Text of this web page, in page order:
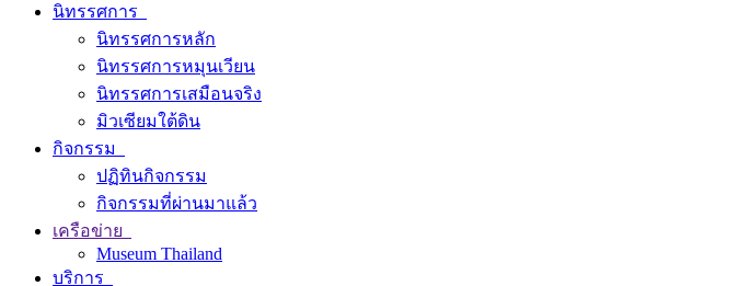
นิทรรศการ
นิทรรศการหลัก
นิทรรศการหมุนเวียน
นิทรรศการเสมือนจริง
มิวเซียมใต้ดิน
กิจกรรม
ปฏิทินกิจกรรม
กิจกรรมที่ผ่านมาแล้ว
เครือข่าย
Museum Thailand
บริการ